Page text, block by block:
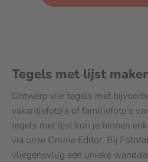
Tegels met lijst
Ontwerp vier tegels met
vakantiefoto’s of familiefoto’s
tegels met lijst kun je binnen
via onze Online Editor. Bij
vliegensvlug een unieke